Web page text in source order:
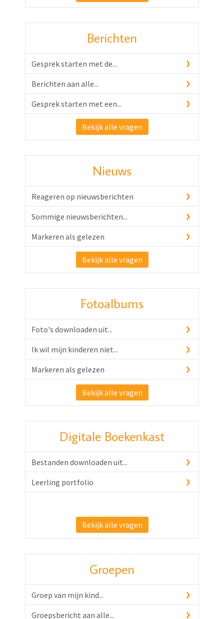
Berichten
Gesprek starten met de...
Berichten aan alle...
Gesprek starten met een...
Bekijk alle vragen
Nieuws
Reageren op nieuwsberichten
Sommige nieuwsberichten...
Markeren als gelezen
Bekijk alle vragen
Fotoalbums
Foto's downloaden uit...
Ik wil mijn kinderen niet...
Markeren als gelezen
Bekijk alle vragen
Digitale Boekenkast
Bestanden downloaden uit...
Leerling portfolio
Bekijk alle vragen
Groepen
Groep van mijn kind...
Groepsbericht aan alle...